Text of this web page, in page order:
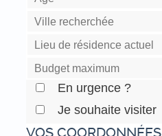
En urgence ?
Je souhaite visiter